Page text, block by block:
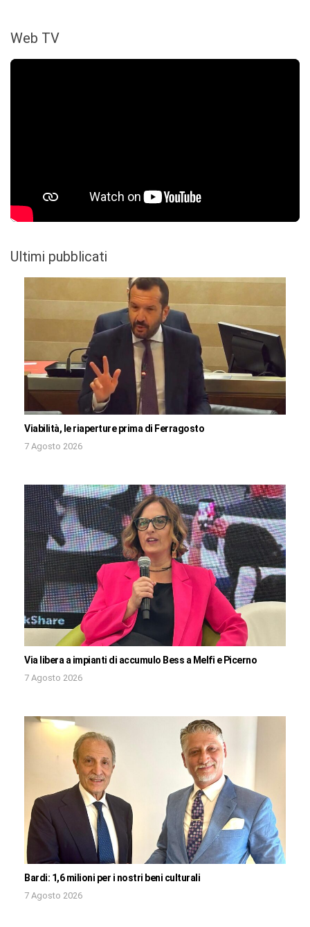
Web TV
Ultimi pubblicati
Viabilità, le riaperture prima di Ferragosto
7 Agosto 2026
Via libera a impianti di accumulo Bess a Melfi e Picerno
7 Agosto 2026
Bardi: 1,6 milioni per i nostri beni culturali
7 Agosto 2026